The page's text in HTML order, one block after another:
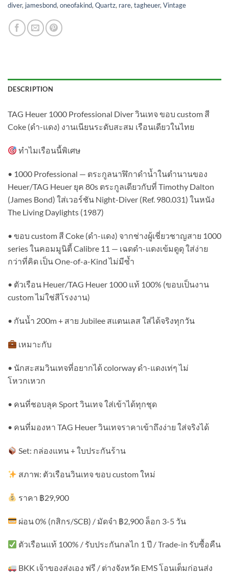
diver, jamesbond,oneofakind,Quartz, rare,tagheuer,Vintage
DESCRIPTION
TAG Heuer 1000 Professional Diver วินเทจ ขอบ custom สี
Coke (ดำ-แดง) งานเนียนระดับสะสม เรือนเดียวในไทย
ทำไมเรือนนี้พิเศษ
• 1000 Professional — ตระกูลนาฬิกาดำน้ำในตำนานของ
Heuer/TAG Heuer ยุค 80s ตระกูลเดียวกับที่ Timothy Dalton
(James Bond) ใส่เวอร์ชัน Night-Diver (Ref. 980.031) ในหนัง
The Living Daylights (1987)
• ขอบ custom สี Coke (ดำ-แดง) จากช่างผู้เชี่ยวชาญสาย 1000
series ในคอมมูนิตี้ Calibre 11 — เฉดดำ-แดงเข้มดูดุ ใส่ง่าย
กว่าที่คิด เป็น One-of-a-Kind ไม่มีซ้ำ
• ตัวเรือน Heuer/TAG Heuer 1000 แท้ 100% (ขอบเป็นงาน
custom ไม่ใช่สีโรงงาน)
• กันน้ำ 200m + สาย Jubilee สแตนเลส ใส่ได้จริงทุกวัน
เหมาะกับ
• นักสะสมวินเทจที่อยากได้ colorway ดำ-แดงเท่ๆ ไม่
โหวกเหวก
• คนที่ชอบลุค Sport วินเทจ ใส่เข้าได้ทุกชุด
• คนที่มองหา TAG Heuer วินเทจราคาเข้าถึงง่าย ใส่จริงได้
Set: กล่องแทน + ใบประกันร้าน
สภาพ: ตัวเรือนวินเทจ ขอบ custom ใหม่
ราคา ฿29,900
ผ่อน 0% (กสิกร/SCB) / มัดจำ ฿2,900 ล็อก 3-5 วัน
ตัวเรือนแท้ 100% / รับประกันกลไก 1 ปี / Trade-in รับซื้อคืน
BKK เจ้าของส่งเอง ฟรี / ต่างจังหวัด EMS โอนเต็มก่อนส่ง